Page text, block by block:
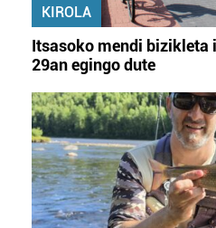
KIROLA
Itsasoko mendi bizikleta
29an egingo dute